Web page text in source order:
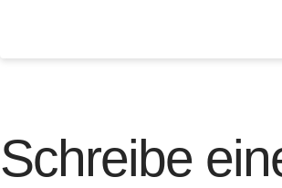
Schreibe